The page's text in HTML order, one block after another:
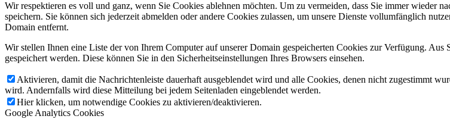
Wir respektieren es voll und ganz, wenn Sie Cookies ablehnen möchten. Um zu vermeiden, dass Sie immer wieder
speichern. Sie können sich jederzeit abmelden oder andere Cookies zulassen, um unsere Dienste vollumfänglich
Domain entfernt.
Wir stellen Ihnen eine Liste der von Ihrem Computer auf unserer Domain gespeicherten Cookies zur Verfügung.
gespeichert werden. Diese können Sie in den Sicherheitseinstellungen Ihres Browsers einsehen.
Aktivieren, damit die Nachrichtenleiste dauerhaft ausgeblendet wird und alle Cookies, denen nicht zugestimmt
wird. Andernfalls wird diese Mitteilung bei jedem Seitenladen eingeblendet werden.
Hier klicken, um notwendige Cookies zu aktivieren/deaktivieren.
Google Analytics Cookies